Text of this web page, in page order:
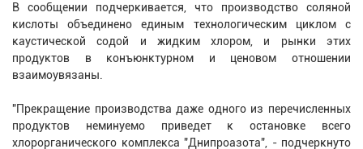
В сообщении подчеркивается, что производство соляной
кислоты объединено единым технологическим циклом с
каустической содой и жидким хлором, и рынки этих
продуктов в конъюнктурном и ценовом отношении
взаимоувязаны.
"Прекращение производства даже одного из перечисленных
продуктов неминуемо приведет к остановке всего
хлорорганического комплекса "Днипроазота", - подчеркнуто